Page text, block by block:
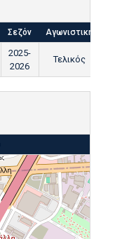
Σεζόν Αγωνιστική
2025-
2026
Τελικός